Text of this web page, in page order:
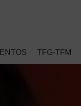
TFG-TFM